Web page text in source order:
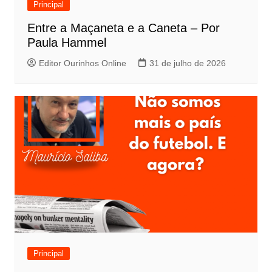
Principal
Entre a Maçaneta e a Caneta – Por
Paula Hammel
Editor Ourinhos Online 31 de julho de 2026
Principal